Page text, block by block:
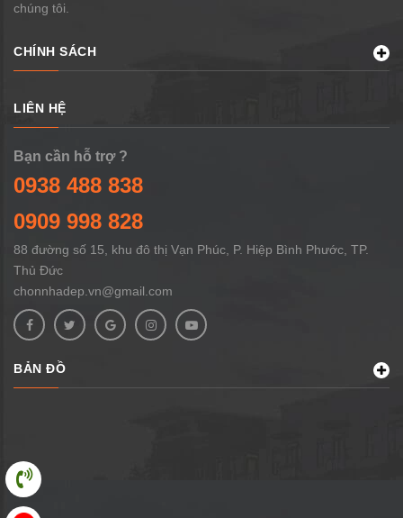
chúng tôi.
CHÍNH SÁCH
LIÊN HỆ
Bạn cần hỗ trợ ?
0938 488 838
0909 998 828
88 đường số 15, khu đô thị Vạn Phúc, P. Hiệp Bình Phước, TP.
Thủ Đức
chonnhadep.vn@gmail.com
BẢN ĐỒ